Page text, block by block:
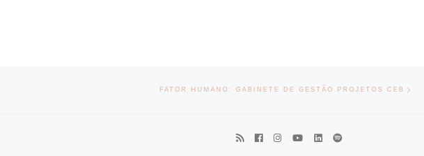
FATOR HUMANO: GABINETE DE GESTÃO PROJETOS CEB